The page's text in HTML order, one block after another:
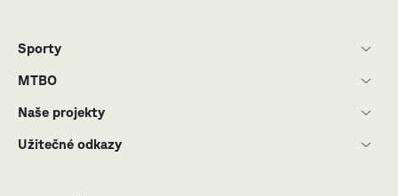
Sporty
MTBO
Naše projekty
Užitečné odkazy